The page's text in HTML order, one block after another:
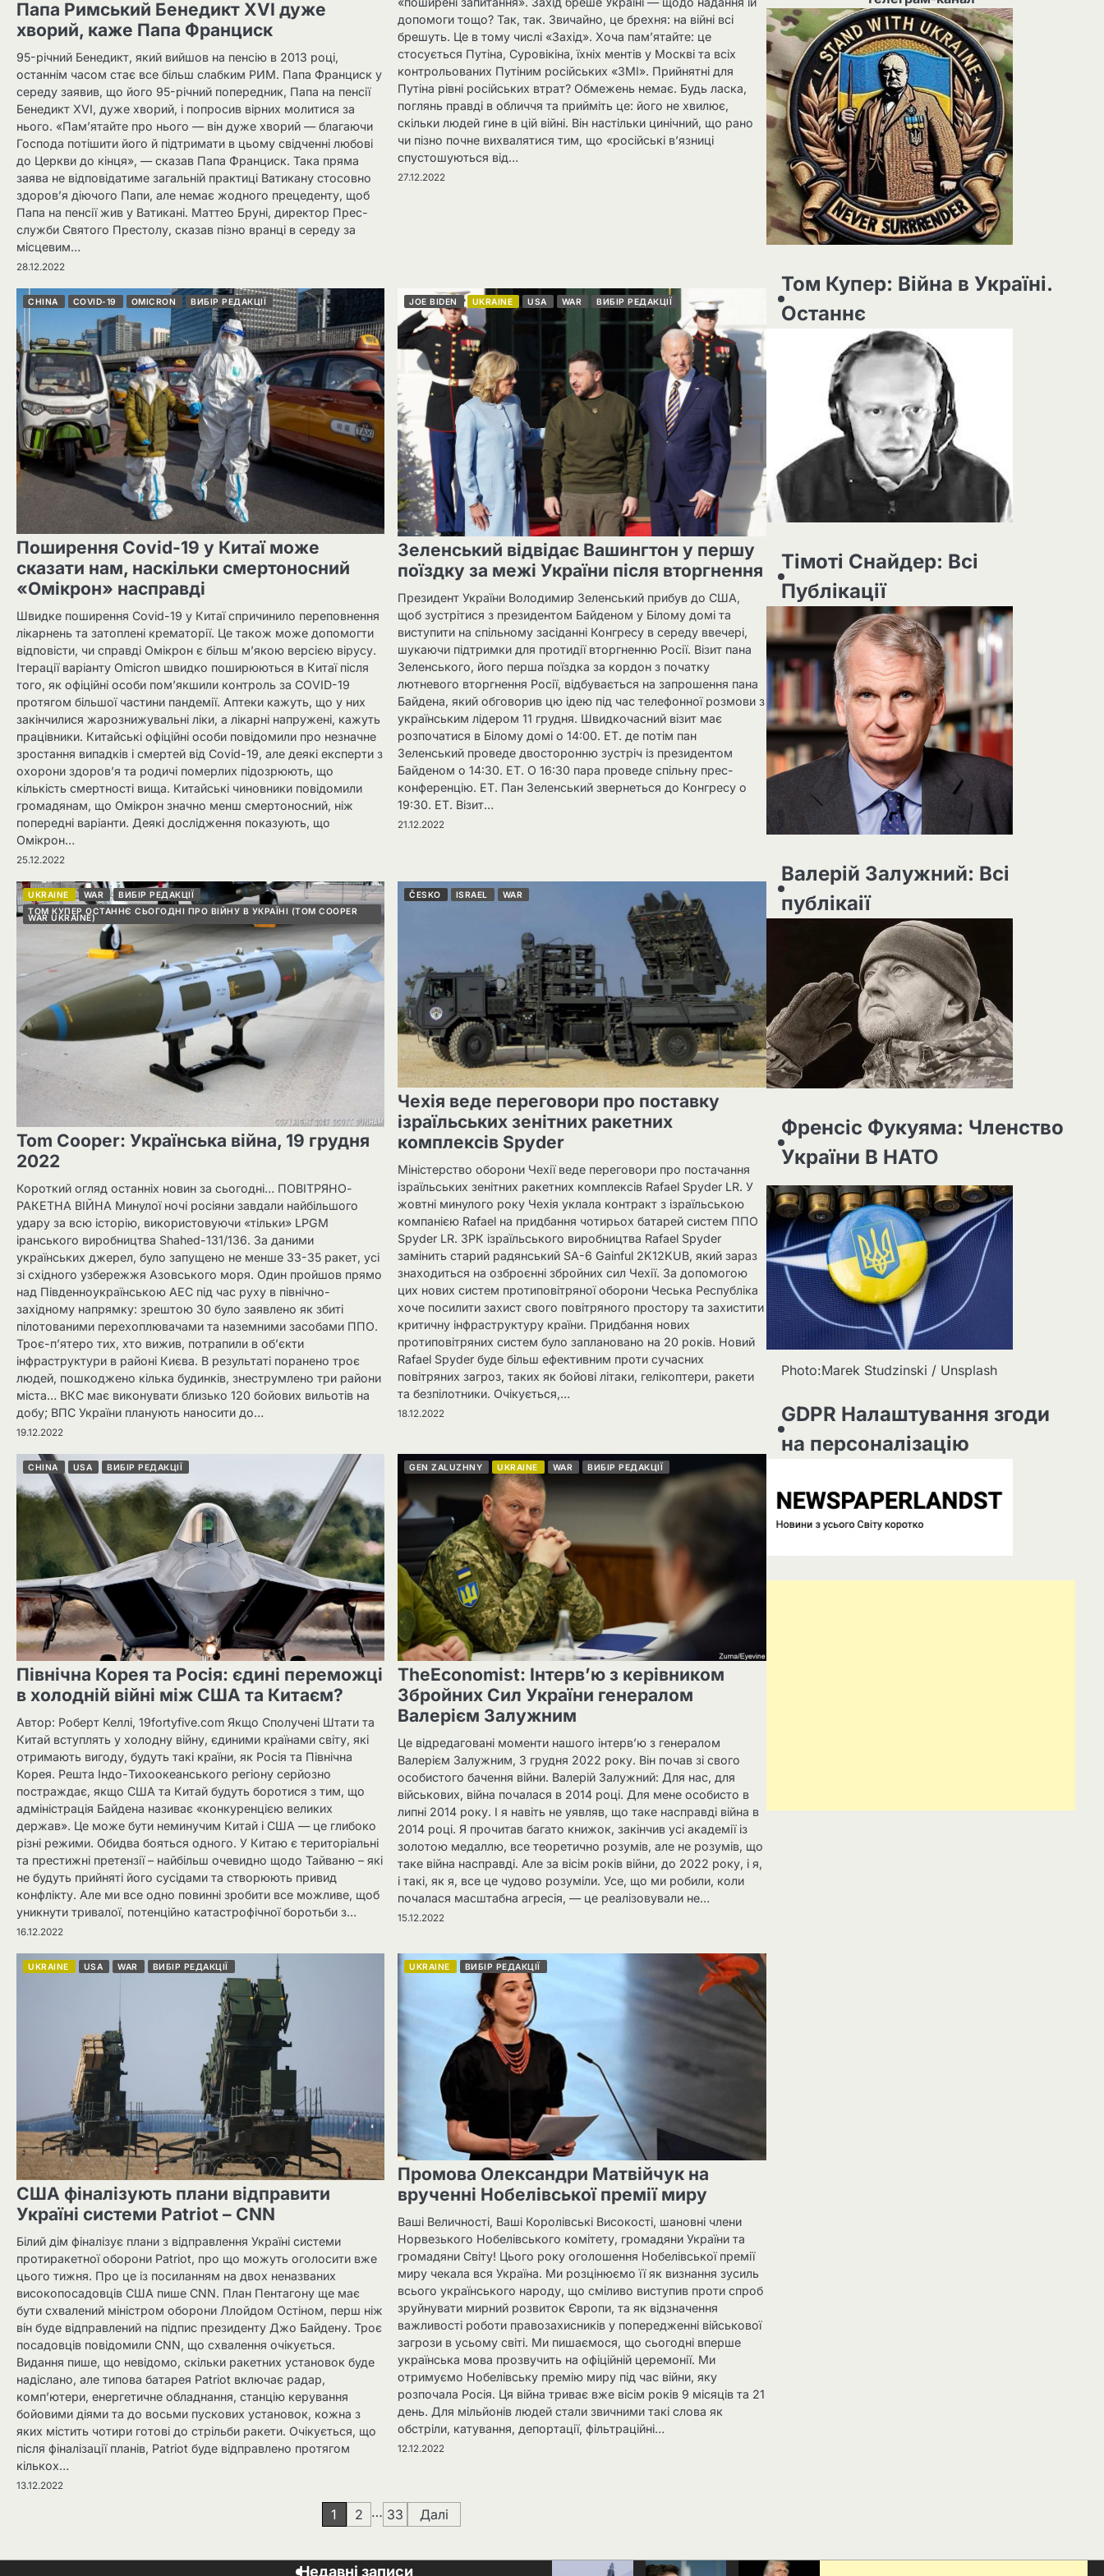
Папа Римський Бенедикт XVI дуже
хворий, каже Папа Франциск
95-річний Бенедикт, який вийшов на пенсію в 2013 році,
останнім часом стає все більш слабким РИМ. Папа Франциск у
середу заявив, що його 95-річний попередник, Папа на пенсії
Бенедикт XVI, дуже хворий, і попросив вірних молитися за
нього. «Пам’ятайте про нього — він дуже хворий — благаючи
Господа потішити його й підтримати в цьому свідченні любові
до Церкви до кінця», — сказав Папа Франциск. Така пряма
заява не відповідатиме загальній практиці Ватикану стосовно
здоров’я діючого Папи, але немає жодного прецеденту, щоб
Папа на пенсії жив у Ватикані. Маттео Бруні, директор Прес-
служби Святого Престолу, сказав пізно вранці в середу за
місцевим…
28.12.2022
допомоги тощо? Так, так. Звичайно, це брехня: на війні всі
брешуть. Це в тому числі «Захід». Хоча пам’ятайте: це
стосується Путіна, Суровікіна, їхніх ментів у Москві та всіх
контрольованих Путіним російських «ЗМІ». Прийнятні для
Путіна рівні російських втрат? Обмежень немає. Будь ласка,
поглянь правді в обличчя та прийміть це: його не хвилює,
скільки людей гине в цій війні. Він настільки цинічний, що рано
чи пізно почне вихвалятися тим, що «російські в’язниці
спустошуються від…
27.12.2022
CHINA COVID-19 OMICRON ВИБІР РЕДАКЦІЇ
Поширення Covid-19 у Китаї може
сказати нам, наскільки смертоносний
«Омікрон» насправді
Швидке поширення Covid-19 у Китаї спричинило переповнення
лікарнень та затоплені крематорії. Це також може допомогти
відповісти, чи справді Омікрон є більш м’якою версією вірусу.
Ітерації варіанту Omicron швидко поширюються в Китаї після
того, як офіційні особи пом’якшили контроль за COVID-19
протягом більшої частини пандемії. Аптеки кажуть, що у них
закінчилися жарознижувальні ліки, а лікарні напружені, кажуть
працівники. Китайські офіційні особи повідомили про незначне
зростання випадків і смертей від Covid-19, але деякі експерти з
охорони здоров’я та родичі померлих підозрюють, що
кількість смертності вища. Китайські чиновники повідомили
громадянам, що Омікрон значно менш смертоносний, ніж
попередні варіанти. Деякі дослідження показують, що
Омікрон…
25.12.2022
JOE BIDEN UKRAINE USA WAR ВИБІР РЕДАКЦІЇ
Зеленський відвідає Вашингтон у першу
поїздку за межі України після вторгнення
Президент України Володимир Зеленський прибув до США,
щоб зустрітися з президентом Байденом у Білому домі та
виступити на спільному засіданні Конгресу в середу ввечері,
шукаючи підтримки для протидії вторгненню Росії. Візит пана
Зеленського, його перша поїздка за кордон з початку
лютневого вторгнення Росії, відбувається на запрошення пана
Байдена, який обговорив цю ідею під час телефонної розмови з
українським лідером 11 грудня. Швидкочасний візит має
розпочатися в Білому домі о 14:00. ET. де потім пан
Зеленський проведе двосторонню зустріч із президентом
Байденом о 14:30. ET. О 16:30 пара проведе спільну прес-
конференцію. ET. Пан Зеленський звернеться до Конгресу о
19:30. ET. Візит…
21.12.2022
UKRAINE WAR
ВИБІР РЕДАКЦІЇ
ТОМ КУПЕР ОСТАННЄ СЬОГОДНІ ПРО ВІЙНУ В УКРАЇНІ (TOM COOPER
WAR UKRAINE)
Tom Cooper: Українська війна, 19 грудня
2022
Короткий огляд останніх новин за сьогодні… ПОВІТРЯНО-
РАКЕТНА ВІЙНА Минулої ночі росіяни завдали найбільшого
удару за всю історію, використовуючи «тільки» LPGM
іранського виробництва Shahed-131/136. За даними
українських джерел, було запущено не менше 33-35 ракет, усі
зі східного узбережжя Азовського моря. Один пройшов прямо
над Південноукраїнською АЕС під час руху в північно-
західному напрямку: зрештою 30 було заявлено як збиті
пілотованими перехоплювачами та наземними засобами ППО.
Троє-п’ятеро тих, хто вижив, потрапили в об’єкти
інфраструктури в районі Києва. В результаті поранено троє
людей, пошкоджено кілька будинків, знеструмлено три райони
міста… ВКС має виконувати близько 120 бойових вильотів на
добу; ВПС України планують наносити до…
19.12.2022
ČESKO ISRAEL WAR
Чехія веде переговори про поставку
ізраїльських зенітних ракетних
комплексів Spyder
Міністерство оборони Чехії веде переговори про постачання
ізраїльських зенітних ракетних комплексів Rafael Spyder LR. У
жовтні минулого року Чехія уклала контракт з ізраїльською
компанією Rafael на придбання чотирьох батарей систем ППО
Spyder LR. ЗРК ізраїльського виробництва Rafael Spyder
замінить старий радянський SA-6 Gainful 2K12KUB, який зараз
знаходиться на озброєнні збройних сил Чехії. За допомогою
цих нових систем протиповітряної оборони Чеська Республіка
хоче посилити захист свого повітряного простору та захистити
критичну інфраструктуру країни. Придбання нових
протиповітряних систем було заплановано на 20 років. Новий
Rafael Spyder буде більш ефективним проти сучасних
повітряних загроз, таких як бойові літаки, гелікоптери, ракети
та безпілотники. Очікується,…
18.12.2022
CHINA USA ВИБІР РЕДАКЦІЇ
Північна Корея та Росія: єдині переможці
в холодній війні між США та Китаєм?
Автор: Роберт Келлі, 19fortyfive.com Якщо Сполучені Штати та
Китай вступлять у холодну війну, єдиними країнами світу, які
отримають вигоду, будуть такі країни, як Росія та Північна
Корея. Решта Індо-Тихоокеанського регіону серйозно
постраждає, якщо США та Китай будуть боротися з тим, що
адміністрація Байдена називає «конкуренцією великих
держав». Це може бути неминучим Китай і США — це глибоко
різні режими. Обидва бояться одного. У Китаю є територіальні
та престижні претензії – найбільш очевидно щодо Тайваню – які
не будуть прийняті його сусідами та створюють привид
конфлікту. Але ми все одно повинні зробити все можливе, щоб
уникнути тривалої, потенційно катастрофічної боротьби з…
16.12.2022
GEN ZALUZHNY UKRAINE WAR ВИБІР РЕДАКЦІЇ
TheEconomist: Інтерв’ю з керівником
Збройних Сил України генералом
Валерієм Залужним
Це відредаговані моменти нашого інтерв’ю з генералом
Валерієм Залужним, 3 грудня 2022 року. Він почав зі свого
особистого бачення війни. Валерій Залужний: Для нас, для
військових, війна почалася в 2014 році. Для мене особисто в
липні 2014 року. І я навіть не уявляв, що таке насправді війна в
2014 році. Я прочитав багато книжок, закінчив усі академії із
золотою медаллю, все теоретично розумів, але не розумів, що
таке війна насправді. Але за вісім років війни, до 2022 року, і я,
і такі, як я, все це чудово розуміли. Усе, що ми робили, коли
почалася масштабна агресія, — це реалізовували не…
15.12.2022
UKRAINE USA WAR ВИБІР РЕДАКЦІЇ
США фіналізують плани відправити
Україні системи Patriot – CNN
Білий дім фіналізує плани з відправлення Україні системи
протиракетної оборони Patriot, про що можуть оголосити вже
цього тижня. Про це із посиланням на двох неназваних
високопосадовців США пише CNN. План Пентагону ще має
бути схвалений міністром оборони Ллойдом Остіном, перш ніж
він буде відправлений на підпис президенту Джо Байдену. Троє
посадовців повідомили CNN, що схвалення очікується.
Видання пише, що невідомо, скільки ракетних установок буде
надіслано, але типова батарея Patriot включає радар,
комп’ютери, енергетичне обладнання, станцію керування
бойовими діями та до восьми пускових установок, кожна з
яких містить чотири готові до стрільби ракети. Очікується, що
після фіналізації планів, Patriot буде відправлено протягом
кількох…
13.12.2022
UKRAINE ВИБІР РЕДАКЦІЇ
Промова Олександри Матвійчук на
врученні Нобелівської премії миру
Ваші Величності, Ваші Королівські Високості, шановні члени
Норвезького Нобелівського комітету, громадяни України та
громадяни Світу! Цього року оголошення Нобелівської премії
миру чекала вся Україна. Ми розцінюємо її як визнання зусиль
всього українського народу, що сміливо виступив проти спроб
зруйнувати мирний розвиток Європи, та як відзначення
важливості роботи правозахисників у попередженні військової
загрози в усьому світі. Ми пишаємося, що сьогодні вперше
українська мова прозвучить на офіційній церемонії. Ми
отримуємо Нобелівську премію миру під час війни, яку
розпочала Росія. Ця війна триває вже вісім років 9 місяців та 21
день. Для мільйонів людей стали звичними такі слова як
обстріли, катування, депортації, фільтраційні…
12.12.2022
1 2 … 33 Далі
Том Купер: Війна в Україні.
Останнє
Тімоті Снайдер: Всі
Публікації
Валерій Залужний: Всі
публікаії
Френсіс Фукуяма: Членство
України В НАТО
Photo:Marek Studzinski / Unsplash
GDPR Налаштування згоди
на персоналізацію
Недавні записи